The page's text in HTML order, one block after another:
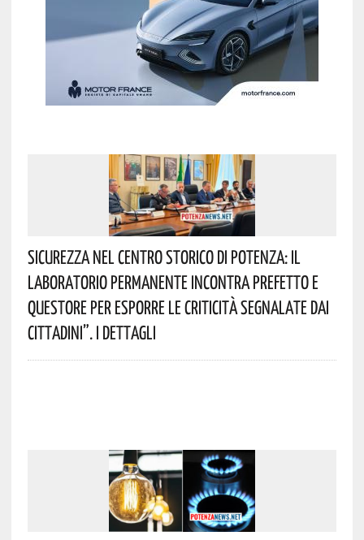
Sicurezza Nel Centro Storico Di Potenza: Il
Laboratorio Permanente Incontra Prefetto E
Questore Per Esporre Le Criticità Segnalate Dai
Cittadini”. I Dettagli